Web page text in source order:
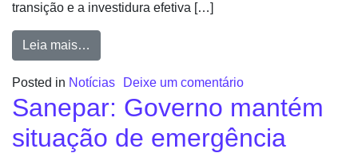
transição e a investidura efetiva […]
Leia mais…
Posted in Notícias Deixe um comentário
Sanepar: Governo mantém
situação de emergência